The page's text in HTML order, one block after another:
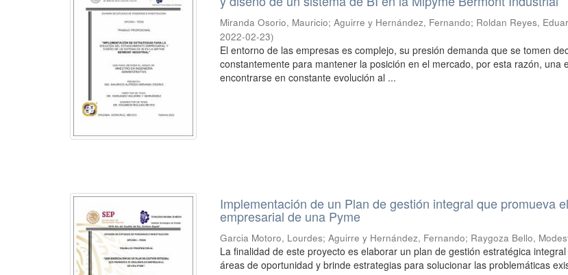
Miranda Osorio, Mauricio;Aguirre y Hernández, Fernando; Roldan Reyes,
2022-02-23)
El entorno de las empresas es complejo, su presión demanda que se tomen
constantemente para mantener la posición en el mercado, por esta razón, una
encontrarse en constante evolución al ...
Implementación de un Plan de gestión integral que promueva
empresarial de una Pyme
Garcia Motoro, Lourdes;Aguirre y Hernández, Fernando; Raygoza Bello,
La finalidad de este proyecto es elaborar un plan de gestión estratégica
áreas de oportunidad y brinde estrategias para solucionar las problemáticas